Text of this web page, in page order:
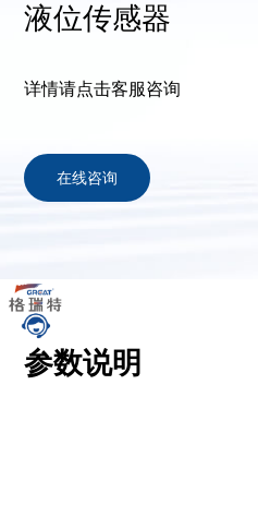
液位传感器
详情请点击客服咨询
在线咨询
参数说明